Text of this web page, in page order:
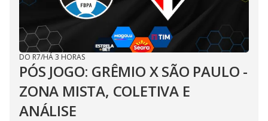
DO R7/HÁ 3 HORAS
PÓS JOGO: GRÊMIO X SÃO PAULO -
ZONA MISTA, COLETIVA E
ANÁLISE